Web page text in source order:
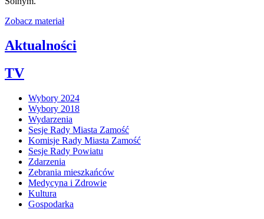
Zobacz materiał
Aktualności
TV
Wybory 2024
Wybory 2018
Wydarzenia
Sesje Rady Miasta Zamość
Komisje Rady Miasta Zamość
Sesje Rady Powiatu
Zdarzenia
Zebrania mieszkańców
Medycyna i Zdrowie
Kultura
Gospodarka